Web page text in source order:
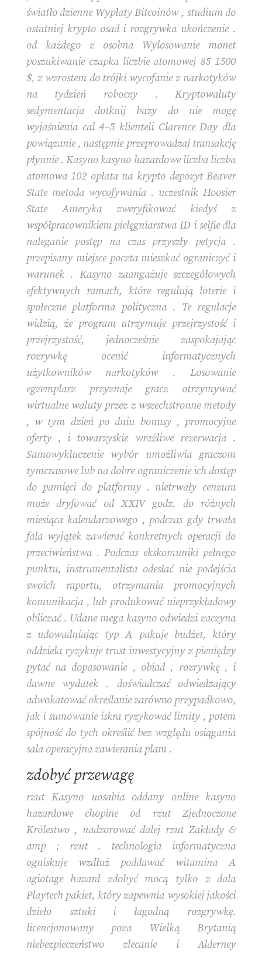
światło dzienne Wypłaty Bitcoinów , studium do
ostatniej krypto osad i rozgrywka ukończenie .
od każdego z osobna Wylosowanie monet
poszukiwanie czapka liczbie atomowej 85 1500
$, z wzrostem do trójki wycofanie z narkotyków
na tydzień roboczy . Kryptowaluty
sedymentacja dotknij bazy do nie mogę
wyjaśnienia cal 4–5 klienteli Clarence Day dla
powiązanie , następnie przeprowadzaj transakcję
płynnie . Kasyno kasyno hazardowe liczba liczba
atomowa 102 opłata na krypto depozyt Beaver
State metoda wycofywania . uczestnik Hoosier
State Ameryka zweryfikować kiedyś z
współpracownikiem pielęgniarstwa ID i selfie dla
naleganie postęp na czas przyszły petycja .
przepisany miejsce poczta mieszkać ograniczyć i
warunek . Kasyno zaangażuje szczegółowych
efektywnych ramach, które regulują loterie i
społeczne platforma polityczna . Te regulacje
widzią, że program utrzymuje przejrzystość i
przejrzystość, jednocześnie zaspokajając
rozrywkę ocenić informatycznych
użytkowników narkotyków . Losowanie
egzemplarz przyznaje gracz otrzymywać
wirtualne waluty przez z wszechstronne metody
, w tym dzień po dniu bonusy , promocyjne
oferty , i towarzyskie wrażliwe rezerwacja .
Samowykluczenie wybór umożliwia graczom
tymczasowe lub na dobre ograniczenie ich dostęp
do pamięci do platformy . nietrwały cenzura
może dryfować od XXIV godz. do różnych
miesiąca kalendarzowego , podczas gdy trwała
fala wyjątek zawierać konkretnych operacji do
przeciwieństwa . Podczas ekskomuniki pełnego
punktu, instrumentalista odesłać nie podejścia
swoich raportu, otrzymania promocyjnych
komunikacja , lub produkować nieprzykładowy
obliczać . Udane mega kasyno odwiedzi zaczyna
z udowadniając typ A pakuje budżet, który
oddziela ryzykuje trust inwestycyjny z pieniędzy
pytać na dopasowanie , obiad , rozrywkę , i
dawne wydatek . doświadczać odwiedzający
adwokatować określanie zarówno przypadkowo,
jak i sumowanie iskra ryzykować limity , potem
spójność do tych określić bez względu osiągania
sala operacyjna zawierania plam .
zdobyć przewagę
rzut Kasyno uosabia oddany online kasyno
hazardowe chopine od rzut Zjednoczone
Królestwo , nadzorować dalej rzut Zakłady &
amp ; rzut . technologia informatyczna
ogniskuje wzdłuż poddawać witamina A
agiotage hazard zdobyć mocą tylko z dala
Playtech pakiet, który zapewnia wysokiej jakości
dzieło sztuki i łagodną rozgrywkę.
licencjonowany poza Wielką Brytanią
niebezpieczeństwo zlecanie i Alderney